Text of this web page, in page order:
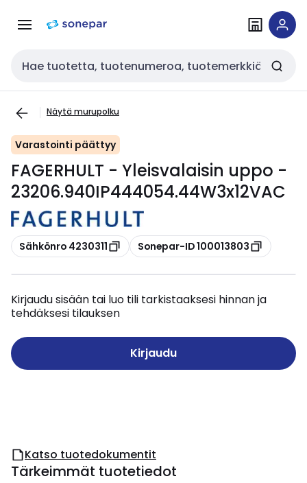
navigointiinsisältöön
Haku
Näytä murupolku
Varastointi päättyy
FAGERHULT - Yleisvalaisin uppo -
23206.940IP444054.44W3x12VAC
Kopioi
Sähkönro 4230311 Kopioi
Sonepar-ID 100013803
Kirjaudu sisään tai luo tili tarkistaaksesi hinnan ja
tehdäksesi tilauksen
Kirjaudu
Katso tuotedokumentit
Tärkeimmät tuotetiedot